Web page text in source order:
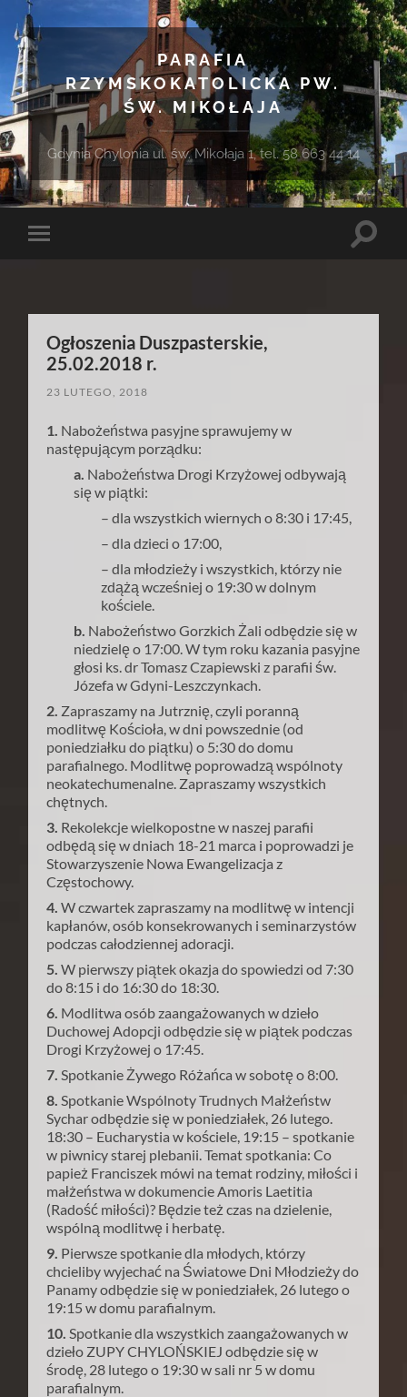
PARAFIA
RZYMSKOKATOLICKA PW.
ŚW. MIKOŁAJA
Gdynia Chylonia ul. św. Mikołaja 1, tel. 58 663 44 14
Toggle
Toggle
Ogłoszenia Duszpasterskie,
25.02.2018 r.
23 LUTEGO, 2018
1. Nabożeństwa pasyjne sprawujemy w
następującym porządku:
a. Nabożeństwa Drogi Krzyżowej odbywają
się w piątki:
– dla wszystkich wiernych o 8:30 i 17:45,
– dla dzieci o 17:00,
– dla młodzieży i wszystkich, którzy nie
zdążą wcześniej o 19:30 w dolnym
kościele.
b. Nabożeństwo Gorzkich Żali odbędzie się w
niedzielę o 17:00. W tym roku kazania pasyjne
głosi ks. dr Tomasz Czapiewski z parafii św.
Józefa w Gdyni-Leszczynkach.
2. Zapraszamy na Jutrznię, czyli poranną
modlitwę Kościoła, w dni powszednie (od
poniedziałku do piątku) o 5:30 do domu
parafialnego. Modlitwę poprowadzą wspólnoty
neokatechumenalne. Zapraszamy wszystkich
chętnych.
3. Rekolekcje wielkopostne w naszej parafii
odbędą się w dniach 18-21 marca i poprowadzi je
Stowarzyszenie Nowa Ewangelizacja z
Częstochowy.
4.W czwartek zapraszamy na modlitwę w intencji
kapłanów, osób konsekrowanych i seminarzystów
podczas całodziennej adoracji.
5. W pierwszy piątek okazja do spowiedzi od 7:30
do 8:15 i do 16:30 do 18:30.
6. Modlitwa osób zaangażowanych w dzieło
Duchowej Adopcji odbędzie się w piątek podczas
Drogi Krzyżowej o 17:45.
7. Spotkanie Żywego Różańca w sobotę o 8:00.
8. Spotkanie Wspólnoty Trudnych Małżeństw
Sychar odbędzie się w poniedziałek, 26 lutego.
18:30 – Eucharystia w kościele, 19:15 – spotkanie
w piwnicy starej plebanii. Temat spotkania: Co
papież Franciszek mówi na temat rodziny, miłości i
małżeństwa w dokumencie Amoris Laetitia
(Radość miłości)? Będzie też czas na dzielenie,
wspólną modlitwę i herbatę.
9. Pierwsze spotkanie dla młodych, którzy
chcieliby wyjechać na Światowe Dni Młodzieży do
Panamy odbędzie się w poniedziałek, 26 lutego o
19:15 w domu parafialnym.
10. Spotkanie dla wszystkich zaangażowanych w
dzieło ZUPY CHYLOŃSKIEJ odbędzie się w
środę, 28 lutego o 19:30 w sali nr 5 w domu
parafialnym.